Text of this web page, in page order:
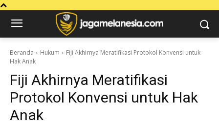
Beranda Hukum
Fiji Akhirnya Meratifikasi Protokol Konvensi untuk
Hak Anak
Fiji Akhirnya Meratifikasi
Protokol Konvensi untuk Hak
Anak